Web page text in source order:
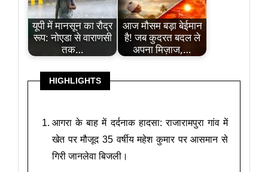
यूपी में मानसून का रौद्र
रूप: नोएडा से वाराणसी
तक…
आज मौसम बड़ा बेईमान
है! जब कुदरत बदल ले
अपना मिज़ाज,…
HIGHLIGHTS
आगरा के बाह में दर्दनाक हादसा: राजारामपुरा गांव में
खेत पर मौजूद 35 वर्षीय महेश कुमार पर आसमान से
गिरी जानलेवा बिजली।